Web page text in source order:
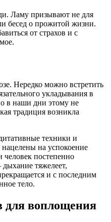
Ламу призывают не для
бесед о прожитой жизни.
от страхов и с
Нередко можно встретить
укладывания в
в наши дни этому не
традиция возникла
техники и
нацелены на успокоение
постепенно
тяжелеет,
и с последним
тело.
для воплощения